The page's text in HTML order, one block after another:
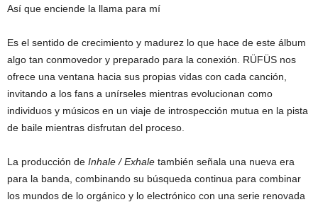
Así que enciende la llama para mí
Es el sentido de crecimiento y madurez lo que hace de este álbum
algo tan conmovedor y preparado para la conexión. RÜFÜS nos
ofrece una ventana hacia sus propias vidas con cada canción,
invitando a los fans a unírseles mientras evolucionan como
individuos y músicos en un viaje de introspección mutua en la pista
de baile mientras disfrutan del proceso.
La producción de Inhale / Exhale también señala una nueva era
para la banda, combinando su búsqueda continua para combinar
los mundos de lo orgánico y lo electrónico con una serie renovada